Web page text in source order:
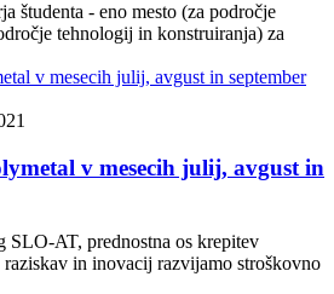
študenta - eno mesto (za področje
tehnologij in konstruiranja) za
v mesecih julij, avgust in
AT, prednostna os krepitev
in inovacij razvijamo stroškovno